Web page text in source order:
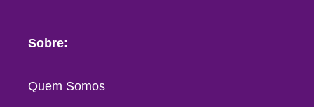
Sobre:
Quem Somos